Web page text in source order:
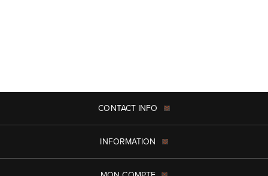
CONTACT INFO
INFORMATION